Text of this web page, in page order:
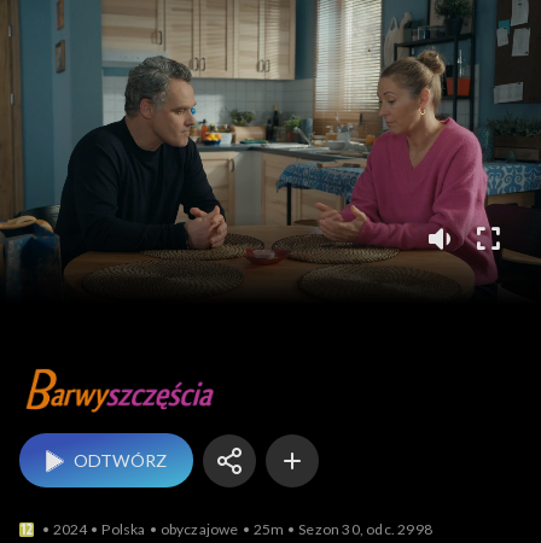
Barwy szczęścia
ODTWÓRZ
2024 Polska obyczajowe 25m Sezon 30, odc. 2998